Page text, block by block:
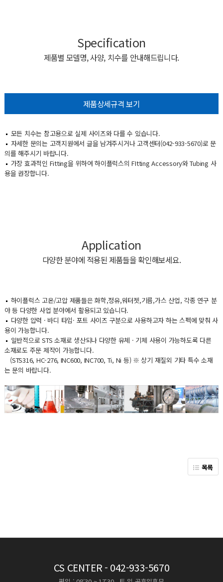
Specification
제품별 모델명, 사양, 치수를 안내해드립니다.
제품상세규격 보기
모든 치수는 참고용으로 실제 사이즈와 다를 수 있습니다.
자세한 문의는 고객지원에서 글을 남겨주시거나 고객센터(042-933-5670)로 문
의를 해주시기 바랍니다.
가장 효과적인 Fitting을 위하여 하이플럭스의 FItting Accessory와 Tubing 사
용을 권장합니다.
Application
다양한 분야에 적용된 제품들을 확인해보세요.
하이플럭스 고온/고압 제품들은 화학,정유,워터젯,기름,가스 산업, 각종 연구 분
야 등 다양한 사업 분야에서 활용되고 있습니다.
다양한 압력 · 바디 타입· 포트 사이즈 구분으로 사용하고자 하는 스펙에 맞춰 사
용이 가능합니다.
일반적으로 STS 소재로 생산되나 다양한 유체 · 기체 사용이 가능하도록 다른
소재로도 주문 제작이 가능합니다.
(STS316, HC-276, INC600, INC700, Ti, Ni 등) ※ 상기 재질외 기타 특수 소재
는 문의 바랍니다.
목록
CS CENTER - 042-933-5670